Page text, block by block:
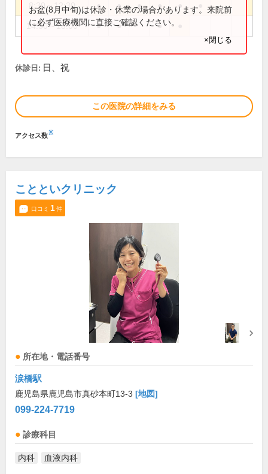
8:30～12:30 ● ● ● ● ●
14:30～18:00 ● ● ●
お盆(8月中旬)は休診・休業の場合があります。来院前
に必ず医療機関に直接ご確認ください。
×閉じる
休診日: 日、祝
この医院の詳細をみる
アクセス数※
ことといクリニック
口コミ 1件
所在地・電話番号
涙橋駅
鹿児島県鹿児島市真砂本町13-3 [地図]
099-224-7719
診療科目
内科 血液内科